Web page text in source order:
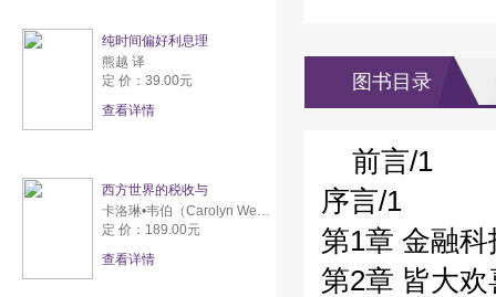
纯时间偏好利息理
熊越 译
定 价：39.00元
查看详情
西方世界的税收与
卡洛琳•韦伯（Carolyn Webber） 亚伦•威尔达夫斯基（Aaron Wildavsky）
定 价：189.00元
查看详情
图书目录
前言/1
序言/1
第1章 金融
第2章 皆大